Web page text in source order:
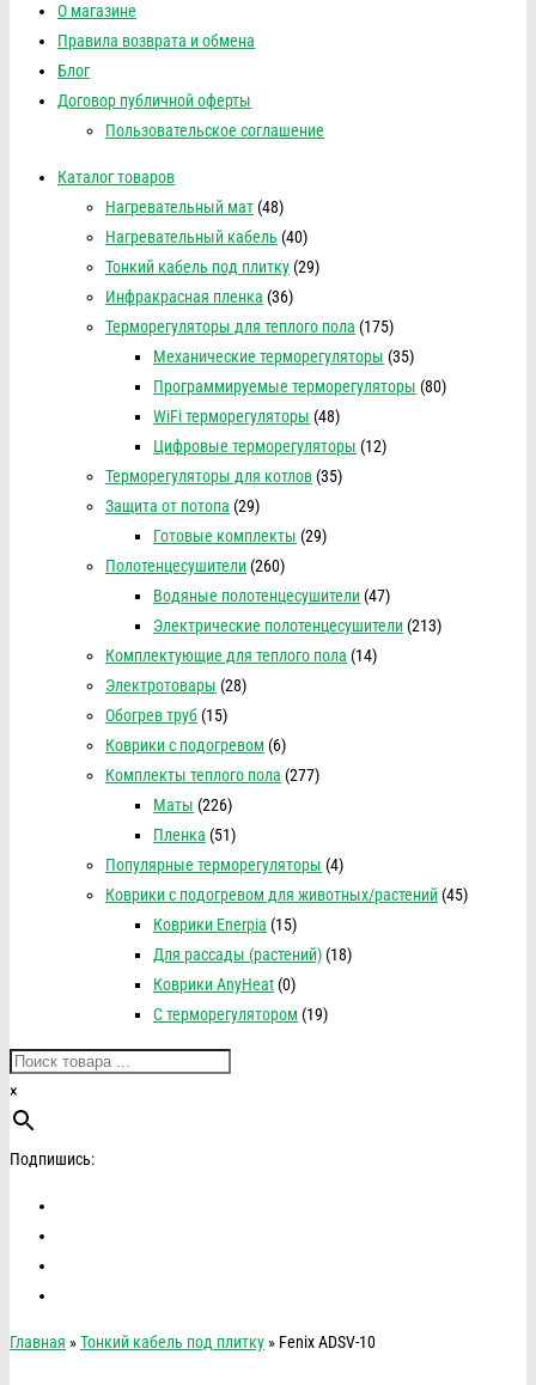
О магазине
Правила возврата и обмена
Блог
Договор публичной оферты
Пользовательское соглашение
Каталог товаров
Нагревательный мат (48)
Нагревательный кабель (40)
Тонкий кабель под плитку (29)
Инфракрасная пленка (36)
Терморегуляторы для теплого пола (175)
Механические терморегуляторы (35)
Программируемые терморегуляторы (80)
WiFi терморегуляторы (48)
Цифровые терморегуляторы (12)
Терморегуляторы для котлов (35)
Защита от потопа (29)
Готовые комплекты (29)
Полотенцесушители (260)
Водяные полотенцесушители (47)
Электрические полотенцесушители (213)
Комплектующие для теплого пола (14)
Электротовары (28)
Обогрев труб (15)
Коврики с подогревом (6)
Комплекты теплого пола (277)
Маты (226)
Пленка (51)
Популярные терморегуляторы (4)
Коврики с подогревом для животных/растений (45)
Коврики Enerpia (15)
Для рассады (растений) (18)
Коврики AnyHeat (0)
С терморегулятором (19)
×
Подпишись:
Главная »Тонкий кабель под плитку » Fenix ADSV-10